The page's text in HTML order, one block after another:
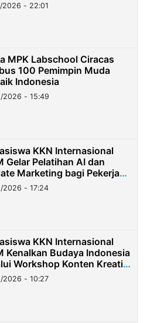
2026 - 22:01
MPK Labschool Ciracas
100 Pemimpin Muda
Indonesia
2026 - 15:49
KKN Internasional
Gelar Pelatihan AI dan
Marketing bagi Pekerja
Indonesia di Taiwan
2026 - 17:24
KKN Internasional
Kenalkan Budaya Indonesia
Workshop Konten Kreatif
2026 - 10:27